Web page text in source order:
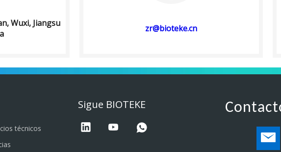
Wuxi, Jiangsu
zr@bioteke.cn
técnicos
Sigue BIOTEKE